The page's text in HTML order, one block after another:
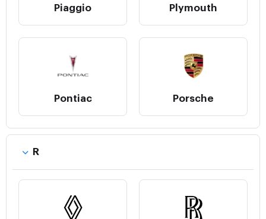
Piaggio Plymouth
Pontiac Porsche
R